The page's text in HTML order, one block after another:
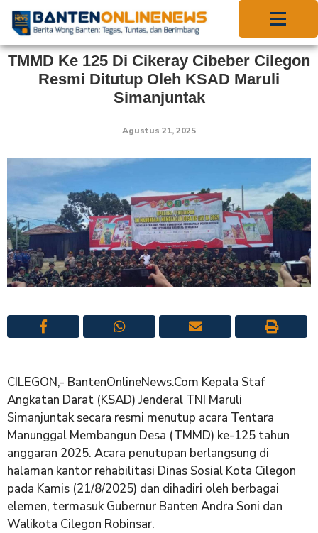
TMMD Ke 125 Di Cikeray Cibeber Cilegon
Resmi Ditutup Oleh KSAD Maruli
Simanjuntak
Agustus 21, 2025
CILEGON,- BantenOnlineNews.Com Kepala Staf
Angkatan Darat (KSAD) Jenderal TNI Maruli
Simanjuntak secara resmi menutup acara Tentara
Manunggal Membangun Desa (TMMD) ke-125 tahun
anggaran 2025. Acara penutupan berlangsung di
halaman kantor rehabilitasi Dinas Sosial Kota Cilegon
pada Kamis (21/8/2025) dan dihadiri oleh berbagai
elemen, termasuk Gubernur Banten Andra Soni dan
Walikota Cilegon Robinsar.